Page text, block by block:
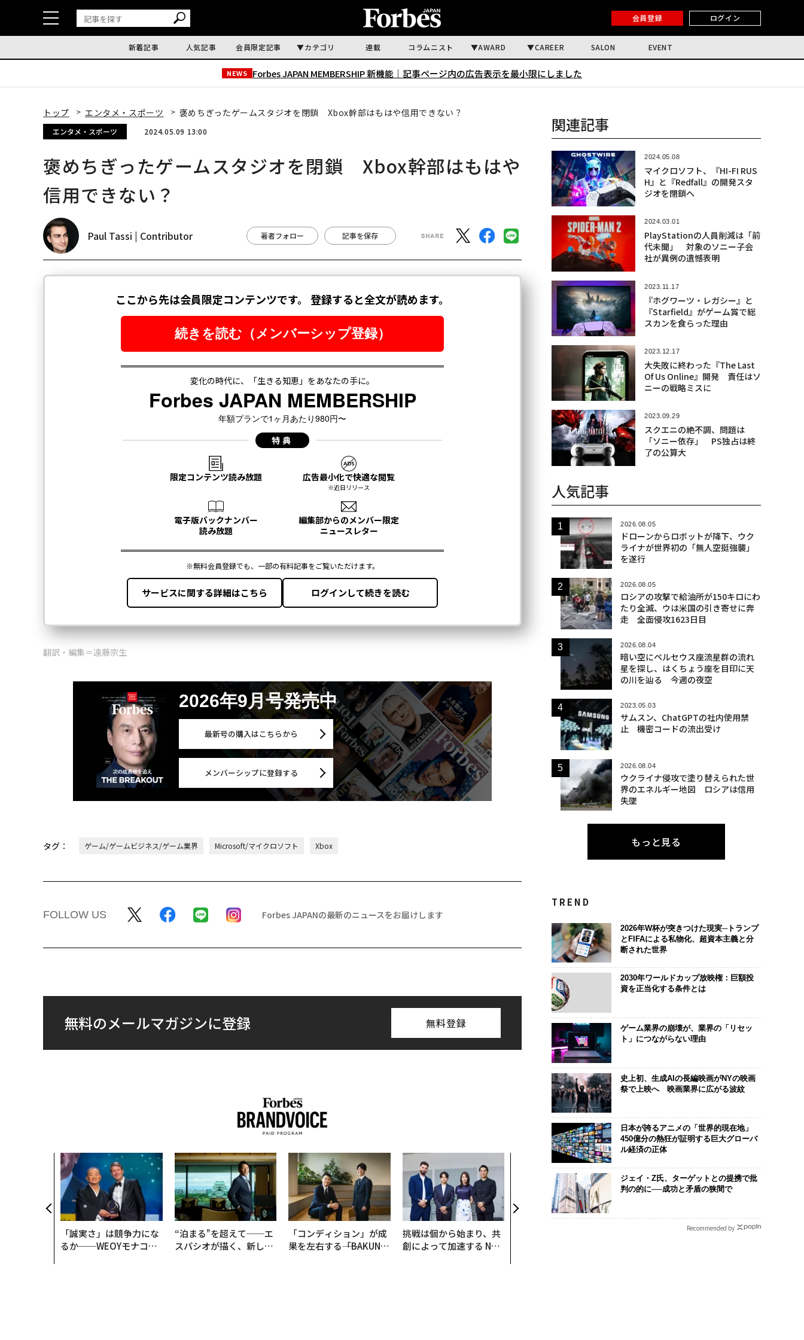
会員登録 ログイン
新着記事 人気記事 会員限定記事 カテゴリ 連載 コラムニスト AWARD CAREER SALON EVENT
NEWS Forbes JAPAN MEMBERSHIP 新機能｜ 記事ページ内の広告表示を最小限にしました
トップ エンタメ・スポーツ 褒めちぎったゲームスタジオを閉鎖 Xbox幹部はもはや信用できない？
エンタメ・スポーツ 2024.05.09 13:00
褒めちぎったゲームスタジオを閉鎖 Xbox幹部はもはや
信用できない？
Paul Tassi | Contributor 著者フォロー 記事を保存
翻訳・編集＝遠藤宗生
2026年9月号発売中
最新号の購入はこちらから
メンバーシップに登録する
タグ： ゲーム/ゲームビジネス/ゲーム業界 Microsoft/マイクロソフト Xbox
FOLLOW US Forbes JAPANの最新のニュースをお届けします
無料のメールマガジンに登録 無料登録
「誠実さ」は競争力にな
るか──WEOYモナコで
“泊まる”を超えて──エ
スパシオが描く、新しい
「コンディション」が成
果を左右する――「BAKUN
挑戦は個から始まり、共
創によって加速する NOR
〜決断する人のAI〜大規
模組織が挑む「AIフル実
装」“使う”企業から“動
く”企業へ【NTTドコモ
ビジネス×PwC】
アフリカの農村の通信、
小1の壁。2人の挑戦者が
手にした「次なる武器」
パシフィック
ンツ技師長の
年の答え
関連記事
2024.05.08
マイクロソフト、『HI-FI RUS
H』と『Redfall』の開発スタ
ジオを閉鎖へ
2024.03.01
PlayStationの人員削減は「前
代未聞」 対象のソニー子会
社が異例の遺憾表明
2023.11.17
『ホグワーツ・レガシー』と
『Starfield』がゲーム賞で総
スカンを食らった理由
2023.12.17
大失敗に終わった『The Last
Of Us Online』開発 責任はソ
ニーの戦略ミスに
2023.09.29
スクエニの絶不調、問題は
「ソニー依存」 PS独占は終
了の公算大
人気記事
2026.08.05
ドローンからロボットが降下、ウク
ライナが世界初の「無人空挺強襲」
を遂行
2026.08.05
ロシアの攻撃で給油所が150キロにわ
たり全滅、ウは米国の引き寄せに奔
走 全面侵攻1623日目
2026.08.04
暗い空にペルセウス座流星群の流れ
星を探し、はくちょう座を目印に天
の川を辿る 今週の夜空
2023.05.03
サムスン、ChatGPTの社内使用禁
止 機密コードの流出受け
2026.08.04
ウクライナ侵攻で塗り替えられた世
界のエネルギー地図 ロシアは信用
失墜
もっと見る
TREND
2026年W杯が突きつけた現実─トランプ
とFIFAによる私物化、超資本主義と分
断された世界
2030年ワールドカップ放映権：巨額投
資を正当化する条件とは
ゲーム業界の崩壊が、業界の「リセッ
ト」につながらない理由
史上初、生成AIの長編映画がNYの映画
祭で上映へ 映画業界に広がる波紋
日本が誇るアニメの「世界的現在地」
450億分の熱狂が証明する巨大グローバ
ル経済の正体
ジェイ・Z氏、ターゲットとの提携で批
判の的に──成功と矛盾の狭間で
Recommended by